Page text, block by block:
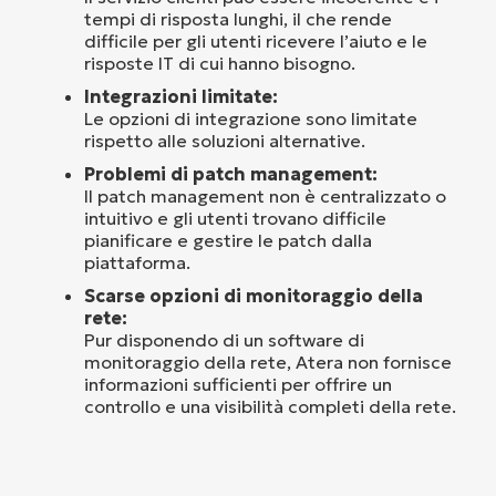
tempi di risposta lunghi, il che rende
difficile per gli utenti ricevere l’aiuto e le
risposte IT di cui hanno bisogno.
Integrazioni limitate:
Le opzioni di integrazione sono limitate
rispetto alle soluzioni alternative.
Problemi di patch management:
Il patch management non è centralizzato o
intuitivo e gli utenti trovano difficile
pianificare e gestire le patch dalla
piattaforma.
Scarse opzioni di monitoraggio della
rete:
Pur disponendo di un software di
monitoraggio della rete, Atera non fornisce
informazioni sufficienti per offrire un
controllo e una visibilità completi della rete.